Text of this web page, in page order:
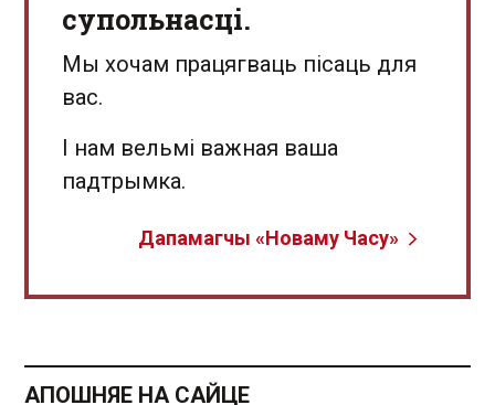
супольнасці.
Мы хочам працягваць пісаць для
вас.
І нам вельмі важная ваша
падтрымка.
Дапамагчы «Новаму Часу»
АПОШНЯЕ НА САЙЦЕ